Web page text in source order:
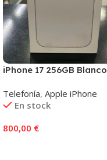
iPhone 17 256GB Blanco
Telefonía, Apple iPhone
En stock
800,00 €